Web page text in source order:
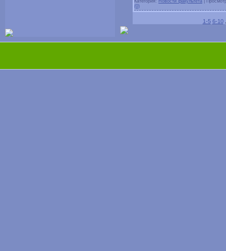
Категория: Новости факультета
(0)
1-5 6-10